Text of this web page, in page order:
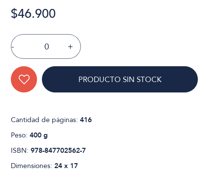
$46.900
- +
PRODUCTO SIN STOCK
Cantidad de páginas:416
Peso:400 g
ISBN:978-847702562-7
Dimensiones:24 x 17